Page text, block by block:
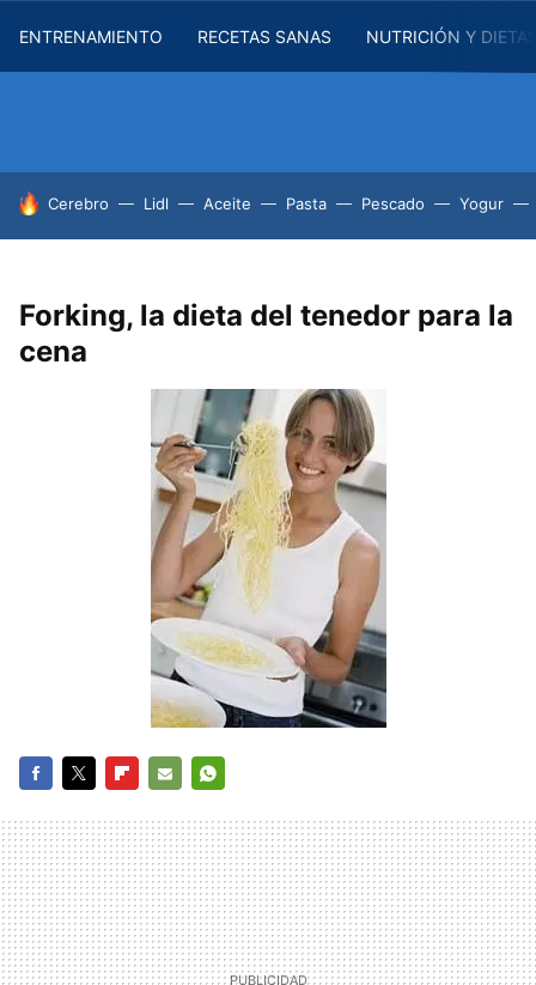
ENTRENAMIENTO RECETAS SANAS NUTRICIÓN Y
HOY SE HABLA DE
Cerebro Lidl Aceite Pasta Pescado Yogur
Forking, la dieta del tenedor para la
cena
MAIL